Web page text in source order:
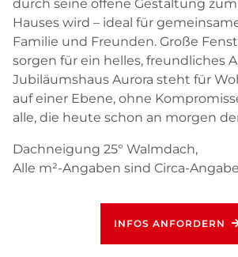
durch seine offene Gestaltung
Hauses wird – ideal für
Familie und Freunden. Große
sorgen für ein helles, freundliches
Jubiläumshaus Aurora steht für
auf einer Ebene, ohne
alle, die heute schon an morgen
Dachneigung 25° Walmdach,
Alle m²-Angaben sind Circa-
INFOS ANFORDERN